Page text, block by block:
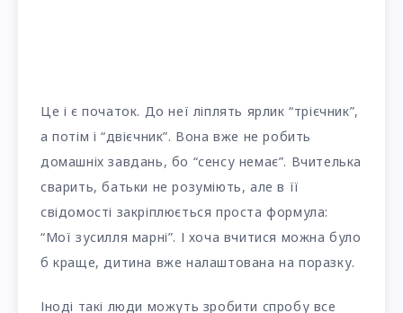
Це і є початок. До неї ліплять ярлик “трієчник”,
а потім і “двієчник”. Вона вже не робить
домашніх завдань, бо “сенсу немає”. Вчителька
сварить, батьки не розуміють, але в її
свідомості закріплюється проста формула:
“Мої зусилля марні”. І хоча вчитися можна було
б краще, дитина вже налаштована на поразку.
Іноді такі люди можуть зробити спробу все